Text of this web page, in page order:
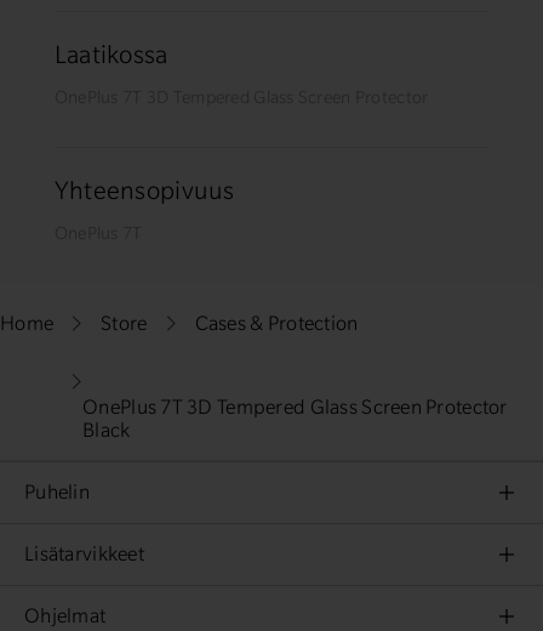
Laatikossa
Yhteensopivuus
Home Store Cases & Protection
OnePlus 7T 3D Tempered Glass Screen Protector
Black
Puhelin
OnePlus Nord
Lisätarvikkeet
Kuoret ja suojaus
Ohjelmat